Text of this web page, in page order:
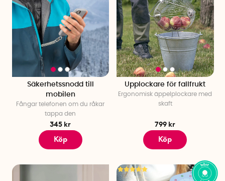
Säkerhetssnodd till
mobilen
Fångar telefonen om du råkar
tappa den
345 kr
Köp
Upplockare för fallfrukt
Ergonomisk äppelplockare med
skaft
799 kr
Köp